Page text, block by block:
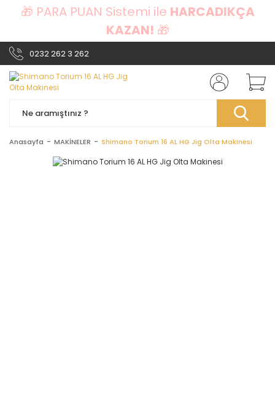
🎁 PARA PUAN Sistemi ile HARCADIKÇA
KAZAN! 🎁
0232 262 3 262
Anasayfa MAKİNELER Shimano Torium 16 AL HG Jig Olta Makinesi